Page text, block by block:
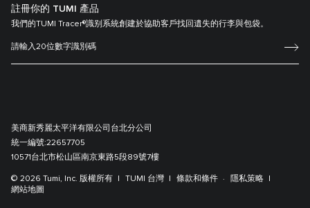
註冊你的 TUMI 產品
我們的TUMI Tracer®識别系統創建於協助客戶找回遺失的行李與包袋。
美商新秀麗太平洋有限公司台北分公司
統一編號:22657705
10571台北市松山區南京東路5段89號7樓
© 2026 Tumi, Inc. 版權所有 TUMI 台灣 條款和條件
隱私策略
網站地圖